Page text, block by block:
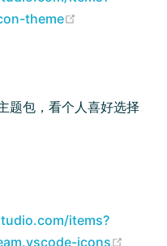
theme
题包，看个人喜好选择
items?
icons